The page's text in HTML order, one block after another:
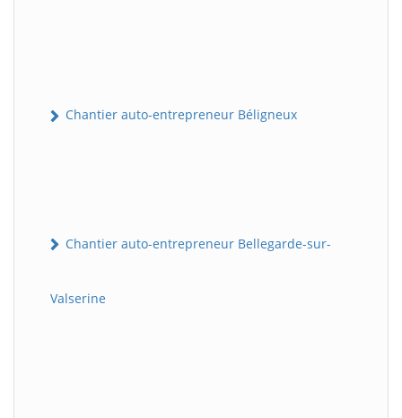
Chantier auto-entrepreneur Béligneux
Chantier auto-entrepreneur Bellegarde-sur-
Valserine